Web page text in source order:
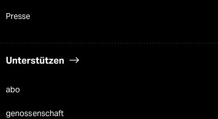
Presse
Unterstützen
abo
genossenschaft